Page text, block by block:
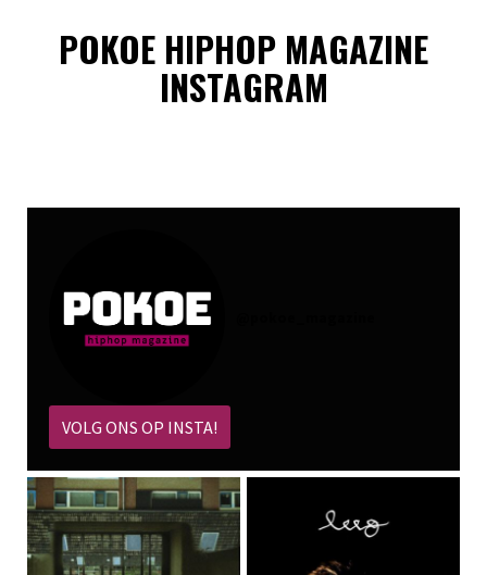
POKOE HIPHOP MAGAZINE
INSTAGRAM
VOLG ONS OP INSTA!